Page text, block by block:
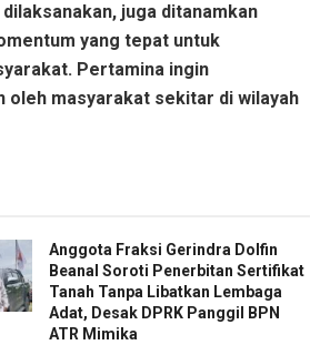
juga ditanamkan
yang tepat untuk
Pertamina ingin
oleh masyarakat sekitar di wilayah
Anggota Fraksi Gerindra Dolfin
Beanal Soroti Penerbitan Sertifikat
Tanah Tanpa Libatkan Lembaga
Adat, Desak DPRK Panggil BPN
ATR Mimika